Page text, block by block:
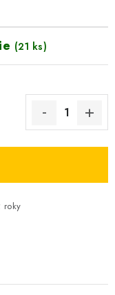
údajov
(21 ks)
roky